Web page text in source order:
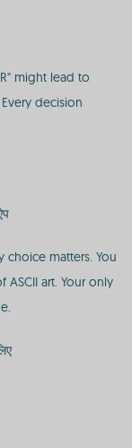
might lead to
decision
choice matters. You
art. Your only